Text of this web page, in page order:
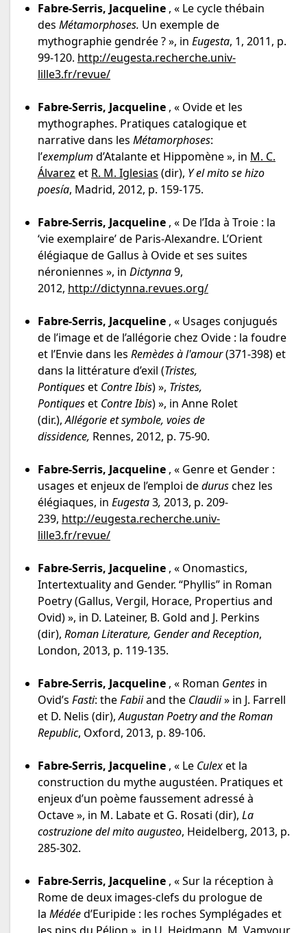
Fabre-Serris, Jacqueline , « Le cycle thébain
des Métamorphoses. Un exemple de
mythographie gendrée ? », in Eugesta, 1, 2011, p.
99-120. http://eugesta.recherche.univ-
lille3.fr/revue/
Fabre-Serris, Jacqueline , « Ovide et les
mythographes. Pratiques catalogique et
narrative dans les Métamorphoses:
l’exemplum d’Atalante et Hippomène », in M. C.
Álvarez et R. M. Iglesias (dir), Y el mito se hizo
poesía, Madrid, 2012, p. 159-175.
Fabre-Serris, Jacqueline , « De l’Ida à Troie : la
‘vie exemplaire’ de Paris-Alexandre. L’Orient
élégiaque de Gallus à Ovide et ses suites
néroniennes », in Dictynna9,
2012, http://dictynna.revues.org/
Fabre-Serris, Jacqueline , « Usages conjugués
de l’image et de l’allégorie chez Ovide : la foudre
et l’Envie dans les Remèdes à l'amour(371-398) et
dans la littérature d’exil (Tristes,
Pontiqueset Contre Ibis) », Tristes,
Pontiqueset Contre Ibis) », in Anne Rolet
(dir.),Allégorie et symbole, voies de
dissidence, Rennes, 2012, p. 75-90.
Fabre-Serris, Jacqueline , « Genre et Gender :
usages et enjeux de l’emploi deduruschez les
élégiaques, in Eugesta3, 2013, p. 209-
239, http://eugesta.recherche.univ-
lille3.fr/revue/
Fabre-Serris, Jacqueline , « Onomastics,
Intertextuality and Gender. “Phyllis” in Roman
Poetry (Gallus, Vergil, Horace, Propertius and
Ovid) », in D. Lateiner, B. Gold and J. Perkins
(dir), Roman Literature, Gender and Reception,
London, 2013, p. 119-135.
Fabre-Serris, Jacqueline , « Roman Gentes in
Ovid’s Fasti: theFabiiand the Claudii» in J. Farrell
et D. Nelis (dir),Augustan Poetry and the Roman
Republic, Oxford, 2013, p. 89-106.
Fabre-Serris, Jacqueline , « Le Culexet la
construction du mythe augustéen. Pratiques et
enjeux d’un poème faussement adressé à
Octave », in M. Labate et G. Rosati (dir), La
costruzione del mito augusteo, Heidelberg, 2013, p.
285-302.
Fabre-Serris, Jacqueline , « Sur la réception à
Rome de deux images-clefs du prologue de
la Médéed’Euripide : les roches Symplégades et